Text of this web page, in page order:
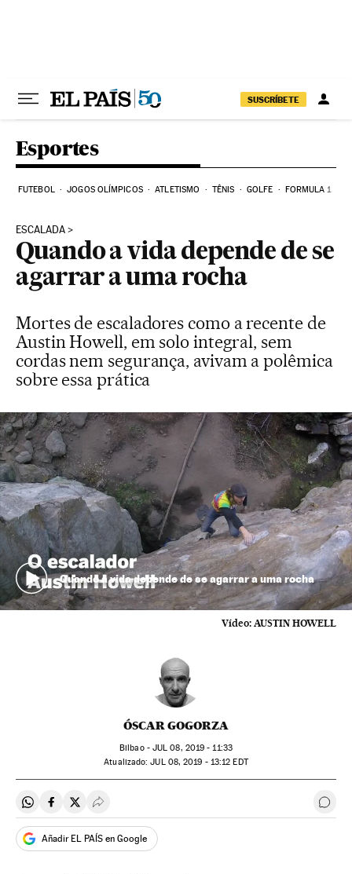
SUSCRÍBETE
Esportes
FUTEBOL JOGOS OLÍMPICOS ATLETISMO TÊNIS GOLFE FORMULA 1
ESCALADA
Quando a vida depende de se
agarrar a uma rocha
Mortes de escaladores como a recente de
Austin Howell, em solo integral, sem
cordas nem segurança, avivam a polêmica
sobre essa prática
Quando a vida depende de se agarrar a uma rocha
Vídeo: AUSTIN HOWELL
ÓSCAR GOGORZA
Bilbao - JUL 08, 2019 - 11:33
atualizado: JUL08, 2019 - 13:12 EDT
Compartir en Whatsapp
Compartir en Facebook
Compartir en Twitter
Desplegar Redes Sociales
Añadir EL PAÍS en Google